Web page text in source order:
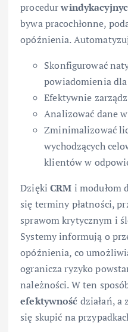
procedur
bywa pracochłonne,
opóźnienia.
Skonfigurować
powiadomienia
Efektywnie
Analizować dane
Zminimalizować
wychodzących
klientów w
DziękiCRM i modułom
się terminy płatności,
sprawom krytycznym i
Systemy informują o
opóźnienia, co
ogranicza ryzyko
należności. W ten
efektywność działań, a
się skupić na